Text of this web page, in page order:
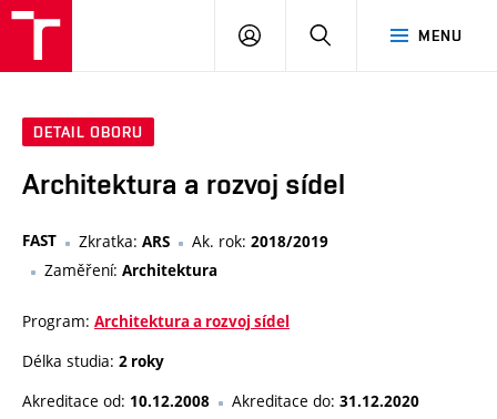
MENU
PŘIHLÁSIT
DETAIL OBORU
Architektura a rozvoj sídel
FAST Zkratka: ARS Ak. rok: 2018/2019
Zaměření: Architektura
Program: Architektura a rozvoj sídel
Délka studia: 2 roky
Akreditace od: 10.12.2008 Akreditace do: 31.12.2020